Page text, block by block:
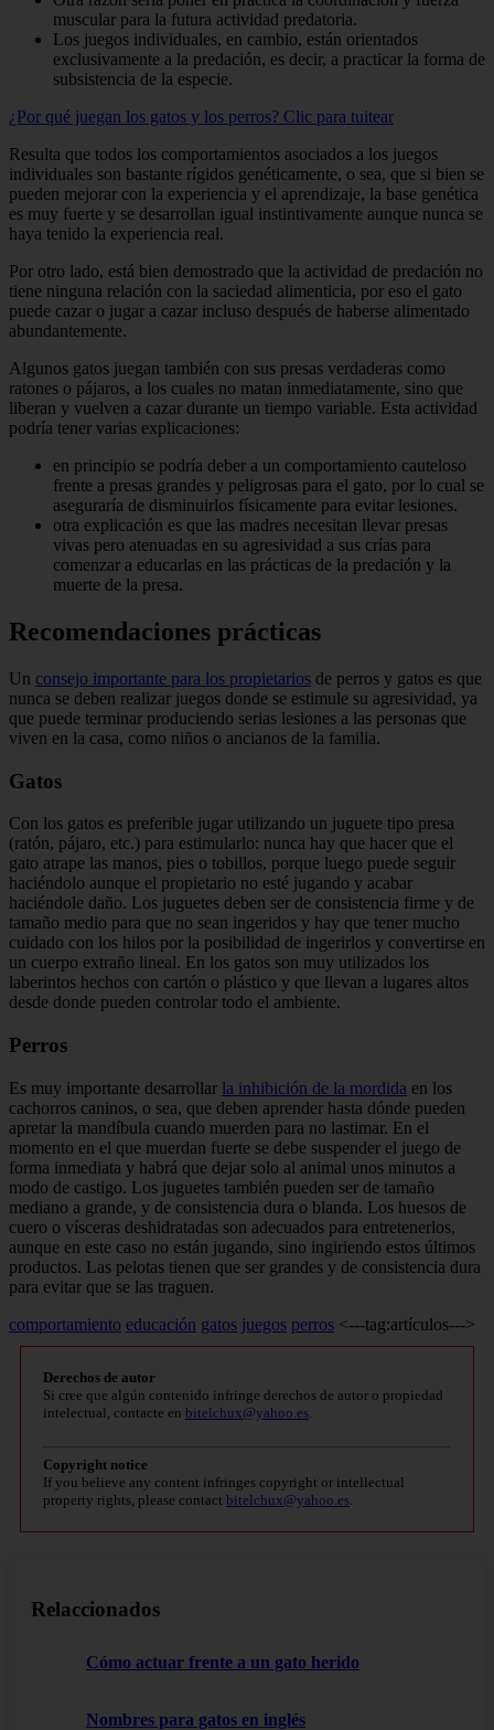
muscular para la futura actividad predatoria.
Los juegos individuales, en cambio, están orientados
exclusivamente a la predación, es decir, a practicar la forma de
subsistencia de la especie.
¿Por qué juegan los gatos y los perros? Clic para tuitear
Resulta que todos los comportamientos asociados a los juegos
individuales son bastante rígidos genéticamente, o sea, que si bien se
pueden mejorar con la experiencia y el aprendizaje, la base genética
es muy fuerte y se desarrollan igual instintivamente aunque nunca se
haya tenido la experiencia real.
Por otro lado, está bien demostrado que la actividad de predación no
tiene ninguna relación con la saciedad alimenticia, por eso el gato
puede cazar o jugar a cazar incluso después de haberse alimentado
abundantemente.
Algunos gatos juegan también con sus presas verdaderas como
ratones o pájaros, a los cuales no matan inmediatamente, sino que
liberan y vuelven a cazar durante un tiempo variable. Esta actividad
podría tener varias explicaciones:
en principio se podría deber a un comportamiento cauteloso
frente a presas grandes y peligrosas para el gato, por lo cual se
aseguraría de disminuirlos físicamente para evitar lesiones.
otra explicación es que las madres necesitan llevar presas
vivas pero atenuadas en su agresividad a sus crías para
comenzar a educarlas en las prácticas de la predación y la
muerte de la presa.
Recomendaciones prácticas
Un consejo importante para los propietarios de perros y gatos es que
nunca se deben realizar juegos donde se estimule su agresividad, ya
que puede terminar produciendo serias lesiones a las personas que
viven en la casa, como niños o ancianos de la familia.
Gatos
Con los gatos es preferible jugar utilizando un juguete tipo presa
(ratón, pájaro, etc.) para estimularlo: nunca hay que hacer que el
gato atrape las manos, pies o tobillos, porque luego puede seguir
haciéndolo aunque el propietario no esté jugando y acabar
haciéndole daño. Los juguetes deben ser de consistencia firme y de
tamaño medio para que no sean ingeridos y hay que tener mucho
cuidado con los hilos por la posibilidad de ingerirlos y convertirse en
un cuerpo extraño lineal. En los gatos son muy utilizados los
laberintos hechos con cartón o plástico y que llevan a lugares altos
desde donde pueden controlar todo el ambiente.
Perros
Es muy importante desarrollar la inhibición de la mordida en los
cachorros caninos, o sea, que deben aprender hasta dónde pueden
apretar la mandíbula cuando muerden para no lastimar. En el
momento en el que muerdan fuerte se debe suspender el juego de
forma inmediata y habrá que dejar solo al animal unos minutos a
modo de castigo. Los juguetes también pueden ser de tamaño
mediano a grande, y de consistencia dura o blanda. Los huesos de
cuero o vísceras deshidratadas son adecuados para entretenerlos,
aunque en este caso no están jugando, sino ingiriendo estos últimos
productos. Las pelotas tienen que ser grandes y de consistencia dura
para evitar que se las traguen.
comportamiento educación gatos juegos perros <---tag:artículos--->
Derechos de autor
Si cree que algún contenido infringe derechos de autor o propiedad
intelectual, contacte en bitelchux@yahoo.es
Copyright notice
If you believe any content infringes copyright or intellectual
property rights, please contact bitelchux@yahoo.es
Relaccionados
Cómo actuar frente a un gato herido
Nombres para gatos en inglés